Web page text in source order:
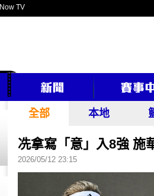
Now TV
全部 本地
冼拿寫「意」入8強 施
2026/05/12 23:15